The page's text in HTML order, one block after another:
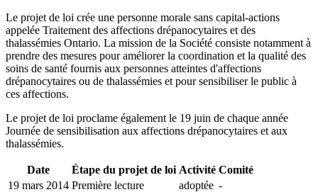
Le projet de loi crée une personne morale sans capital-actions
appelée Traitement des affections drépanocytaires et des
thalassémies Ontario. La mission de la Société consiste notamment à
prendre des mesures pour améliorer la coordination et la qualité des
soins de santé fournis aux personnes atteintes d'affections
drépanocytaires ou de thalassémies et pour sensibiliser le public à
ces affections.
Le projet de loi proclame également le 19 juin de chaque année
Journée de sensibilisation aux affections drépanocytaires et aux
thalassémies.
Date Étape du projet de loi Activité Comité
19 mars 2014 Première lecture adoptée -